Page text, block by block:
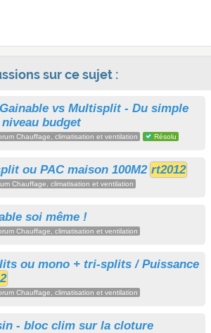
sur ce sujet :
vs Multisplit - Du simple
budget
Chauffage, climatisation et ventilation Résolu
ou PAC maison 100M2 rt2012
Chauffage, climatisation et ventilation
soi même !
Chauffage, climatisation et ventilation
ou mono + tri-splits / Puissance
Chauffage, climatisation et ventilation
- bloc clim sur la cloture